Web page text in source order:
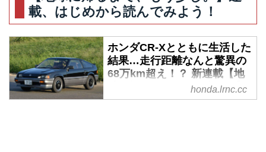
載、はじめから読んでみよう！
ホンダCR-Xとともに生活した
結果…走行距離なんと驚異の
68万km超え！？ 新連載【地
球に帰るまで、もう少し。】
スタート！ - A Little Honda |
honda.lrnc.cc